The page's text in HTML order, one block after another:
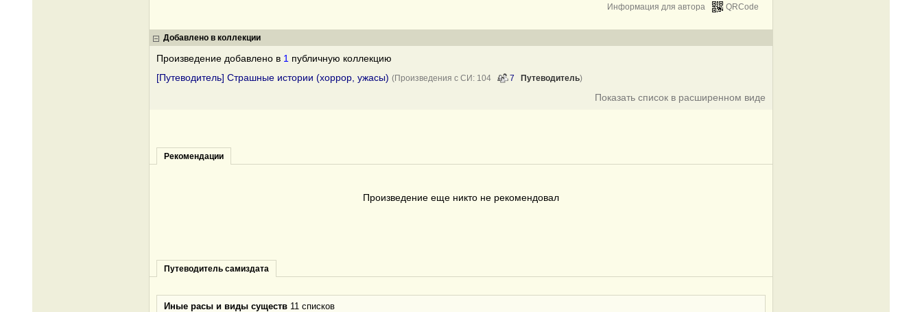
QRCode
Информация для автора
Добавлено в коллекции
Произведение добавлено в 1 публичную коллекцию
[Путеводитель] Страшные истории (хоррор, ужасы) (Произведения с СИ: 104 7 Путеводитель)
Показать список в расширенном виде
Рекомендации
Произведение еще никто не рекомендовал
Путеводитель самиздата
Иные расы и виды существ 11 списков